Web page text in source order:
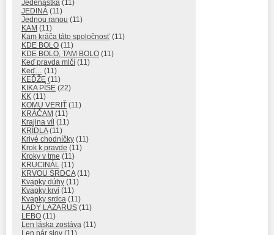
Jedenástka (11)
JEDINÁ (11)
Jednou ranou (11)
KAM (11)
Kam kráča táto spoločnosť (11)
KDE BOLO (11)
KDE BOLO, TAM BOLO (11)
Keď pravda mlčí (11)
Keď… (11)
KEĎŽE (11)
KIKA PÍŠE (22)
KK (11)
KOMU VERIŤ (11)
KRÁČAM (11)
Krajina víl (11)
KRÍDLA(11)
Krivé chodníčky (11)
Krok k pravde (11)
Kroky v tme (11)
KRUCINÁL (11)
KRVOU SRDCA(11)
Kvapky dúhy (11)
Kvapky krvi (11)
Kvapky srdca (11)
LADY LAZARUS (11)
LEBO (11)
Len láska zostáva (11)